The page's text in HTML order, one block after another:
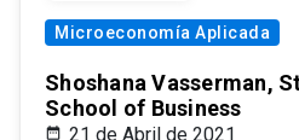
Microeconomía Aplicada
Shoshana Vasserman,
School of Business
21 de Abril de 2021